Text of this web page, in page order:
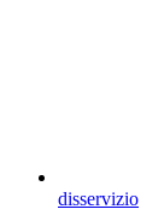
disservizio